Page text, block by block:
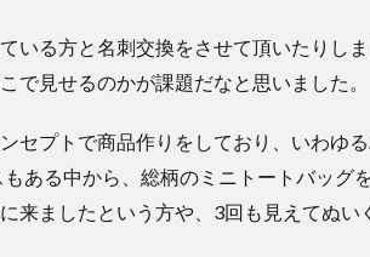
いる方と名刺交換をさせて頂いたりし
で見せるのかが課題だなと思いました。
セプトで商品作りをしており、いわゆ
ある中から、総柄のミニトートバッグ
来ましたという方や、3回も見えてぬい